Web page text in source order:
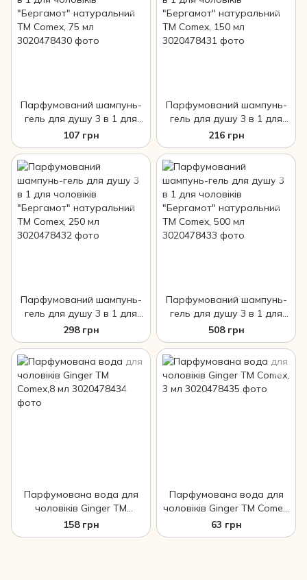
Парфумований шампунь-
гель для душу 3 в 1 для
чоловіків "Бергамот"
натуральний ТМ Comex, 75
107 грн
Парфумований шампунь-
гель для душу 3 в 1 для
чоловіків "Бергамот"
натуральний ТМ Comex,
216 грн
Парфумований шампунь-
гель для душу 3 в 1 для
чоловіків "Бергамот"
натуральний ТМ Comex,
298 грн
Парфумований шампунь-
гель для душу 3 в 1 для
чоловіків "Бергамот"
натуральний ТМ Comex,
508 грн
Парфумована вода для
чоловіків Ginger ТМ
Comex,8 мл
158 грн
Парфумована вода для
чоловіків Ginger ТМ Comex,
3 мл
63 грн